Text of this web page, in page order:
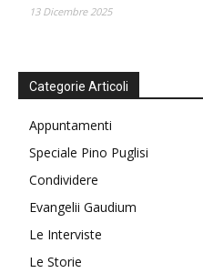
13 Dicembre 2025
Categorie Articoli
Appuntamenti
Speciale Pino Puglisi
Condividere
Evangelii Gaudium
Le Interviste
Le Storie